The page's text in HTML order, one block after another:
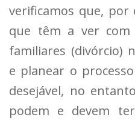
verificamos que, por
que têm a ver com
familiares (divórcio)
e planear o
desejável, no
podem e devem